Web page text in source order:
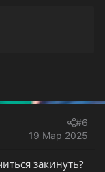
19 Мар 2025
#6
закинуть?